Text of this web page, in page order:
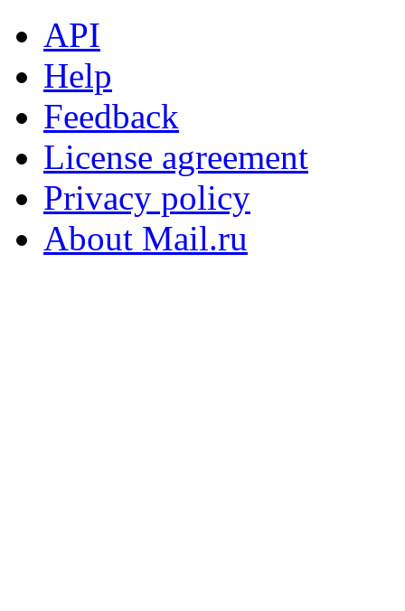
API
Help
Feedback
License agreement
Privacy policy
About Mail.ru